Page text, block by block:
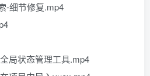
-细节修复.mp4
局状态管理工具.mp4